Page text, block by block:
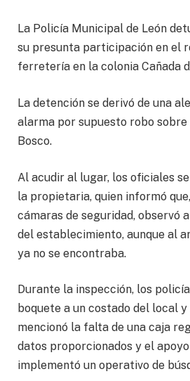
La Policía Municipal de León
su presunta participación en el
ferretería en la colonia Cañada
La detención se derivó de una
alarma por supuesto robo sobre
Bosco.
Al acudir al lugar, los oficiales
la propietaria, quien informó
cámaras de seguridad, observó
del establecimiento, aunque al
ya no se encontraba.
Durante la inspección, los
boquete a un costado del local
mencionó la falta de una caja
datos proporcionados y el
implementó un operativo de